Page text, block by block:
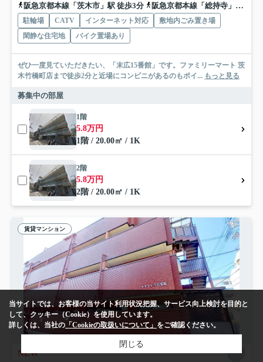
阪急京都本線「茨木市」駅 徒歩3分
阪急京都本線「総持寺」駅 徒歩15分
駐輪場 CATV インターネット対応
敷地内ごみ置き場
閑静な住宅地
バイク置場あり
ぜひ一度見ていただきたい、「末広15番館」です。ファミリーマート 茨
木竹橋町店まで徒歩2分と近場にコンビニがあるのもポイ... もっと見る
募集中の部屋
1階
5.8万円
1階 / 20.00㎡ / 1K
2階
5.8万円
2階 / 20.00㎡ / 1K
賃貸マンション
NEW
当サイトでは、お客様の当サイト利用状況把握、サービス向上検討を目的と
して、クッキー（Cookie）を使用しています。
詳しくは、当社の 「Cookieの取扱いについて」 をご確認ください。
閉じる